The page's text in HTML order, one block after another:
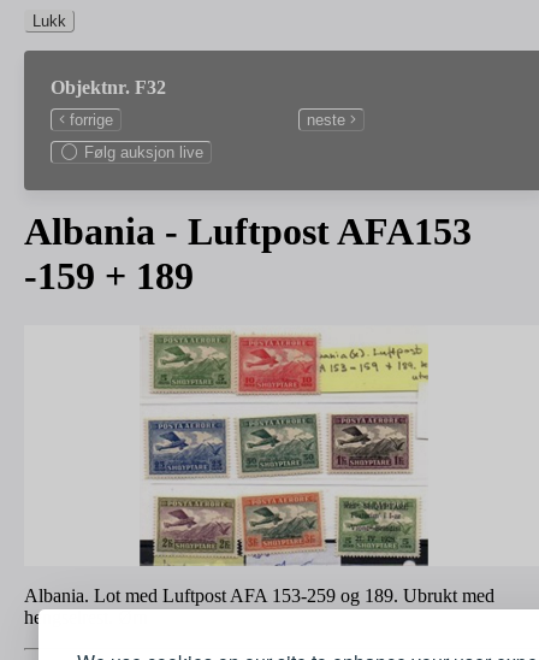
Lukk
Objektnr. F32
forrige
neste
Følg auksjon live
Albania - Luftpost AFA153
-159 + 189
Albania. Lot med Luftpost AFA 153-259 og 189. Ubrukt med
hengselrest. Ørn